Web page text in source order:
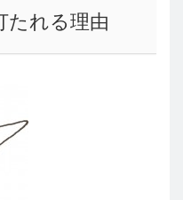
たれる理由